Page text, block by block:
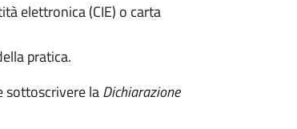
elettronica (CIE) o carta
pratica.
sottoscrivere laDichiarazione